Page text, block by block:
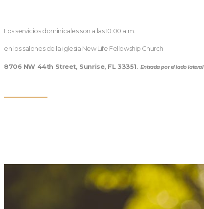
Los servicios dominicales son a las 10:00 a.m.
en los salones de la iglesia New Life Fellowship Church
8706 NW 44th Street, Sunrise, FL 33351. Entrada por el lado